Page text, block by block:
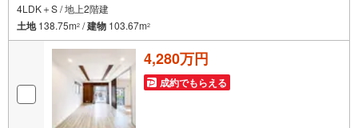
4LDK＋S / 地上2階建
土地138.75m2 /建物 103.67m2
4,280万円
成約でもらえる